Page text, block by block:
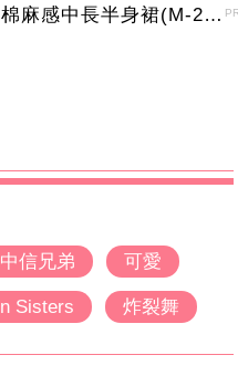
加大碼裙子 日韓系簡約休閒棉麻感中長半身裙(M-2XL)【XMS54038】＊艾美時尚(現+預)
中信兄弟 可愛
Sisters 炸裂舞